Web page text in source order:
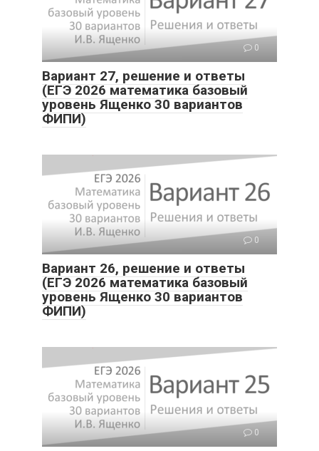
0
Вариант 27, решение и ответы
(ЕГЭ 2026 математика базовый
уровень Ященко 30 вариантов
ФИПИ)
0
Вариант 26, решение и ответы
(ЕГЭ 2026 математика базовый
уровень Ященко 30 вариантов
ФИПИ)
0